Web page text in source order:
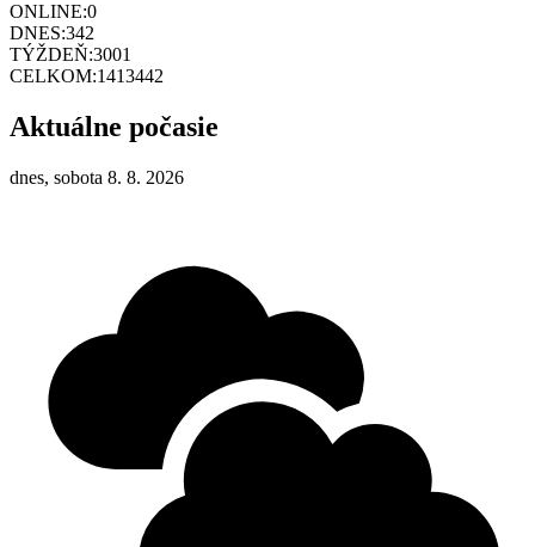
ONLINE:0
DNES:342
TÝŽDEŇ:3001
CELKOM:1413442
Aktuálne počasie
dnes, sobota 8. 8. 2026